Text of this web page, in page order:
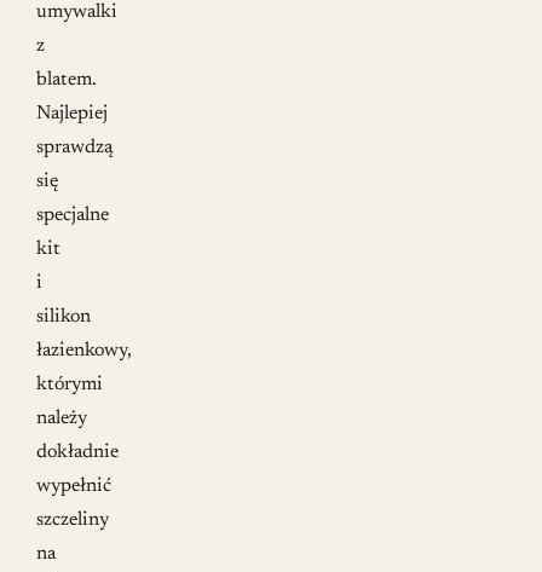
umywalki
z
blatem.
Najlepiej
sprawdzą
się
specjalne
kit
i
silikon
łazienkowy,
którymi
należy
dokładnie
wypełnić
szczeliny
na